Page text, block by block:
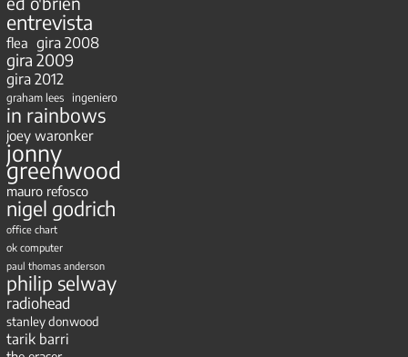
entrevista
flea gira 2008
gira 2009
gira 2012
graham lees ingeniero
in rainbows
joey waronker
jonny
greenwood
mauro refosco
nigel godrich
office chart
ok computer
paul thomas anderson
philip selway
radiohead
stanley donwood
tarik barri